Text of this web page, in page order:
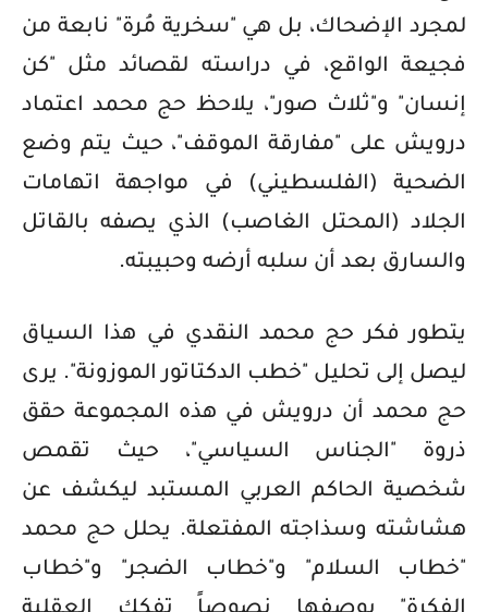
لمجرد الإضحاك، بل هي "سخرية مُرة" نابعة من
فجيعة الواقع، في دراسته لقصائد مثل "كن
إنسان" و"ثلاث صور"، يلاحظ حج محمد اعتماد
درويش على "مفارقة الموقف"، حيث يتم وضع
الضحية (الفلسطيني) في مواجهة اتهامات
الجلاد (المحتل الغاصب) الذي يصفه بالقاتل
والسارق بعد أن سلبه أرضه وحبيبته.
يتطور فكر حج محمد النقدي في هذا السياق
ليصل إلى تحليل "خطب الدكتاتور الموزونة". يرى
حج محمد أن درويش في هذه المجموعة حقق
ذروة "الجناس السياسي"، حيث تقمص
شخصية الحاكم العربي المستبد ليكشف عن
هشاشته وسذاجته المفتعلة. يحلل حج محمد
"خطاب السلام" و"خطاب الضجر" و"خطاب